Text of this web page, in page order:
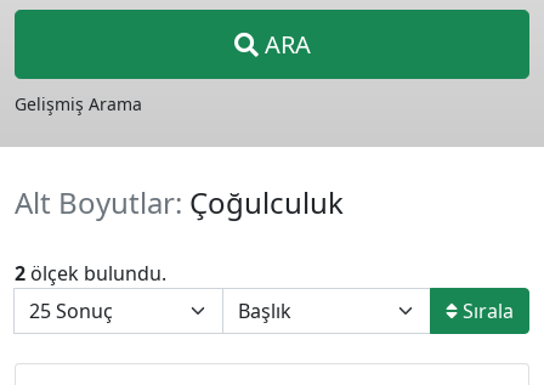
ARA
Gelişmiş Arama
Alt Boyutlar: Çoğulculuk
2 ölçek bulundu.
Sırala